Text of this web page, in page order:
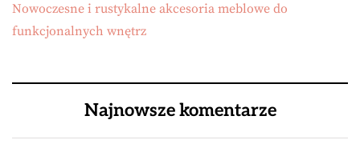
Nowoczesne i rustykalne akcesoria meblowe do
funkcjonalnych wnętrz
Najnowsze komentarze